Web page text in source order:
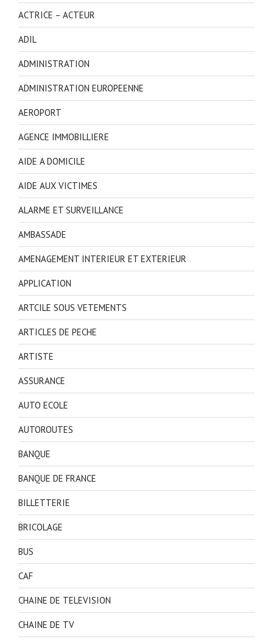
ACTRICE – ACTEUR
ADIL
ADMINISTRATION
ADMINISTRATION EUROPEENNE
AEROPORT
AGENCE IMMOBILLIERE
AIDE A DOMICILE
AIDE AUX VICTIMES
ALARME ET SURVEILLANCE
AMBASSADE
AMENAGEMENT INTERIEUR ET EXTERIEUR
APPLICATION
ARTCILE SOUS VETEMENTS
ARTICLES DE PECHE
ARTISTE
ASSURANCE
AUTO ECOLE
AUTOROUTES
BANQUE
BANQUE DE FRANCE
BILLETTERIE
BRICOLAGE
BUS
CAF
CHAINE DE TELEVISION
CHAINE DE TV